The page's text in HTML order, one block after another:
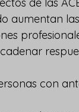
aumentan
con